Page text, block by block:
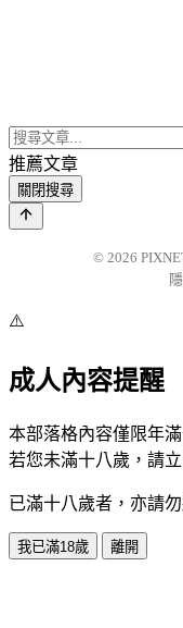
推薦文章
關閉搜尋
© 2026
⚠️
成人內容提醒
本部落格內容僅限年
若您未滿十八歲，請立
已滿十八歲者，亦請
我已滿18歲 離開